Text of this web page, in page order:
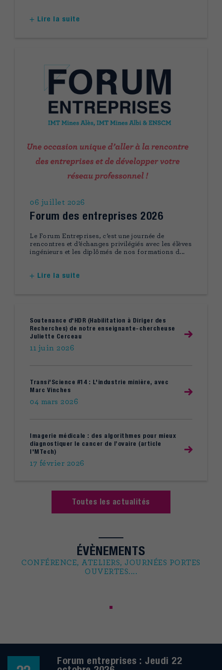
Lire la suite
06 juillet 2026
Forum des entreprises 2026
Le Forum Entreprises, c’est une journée de
rencontres et d’échanges privilégiés avec les élèves
ingénieurs et les diplômés de nos formations d...
Lire la suite
Soutenance d'HDR (Habilitation à Diriger des
Recherches) de notre enseignante-chercheuse
Juliette Cerceau
11 juin 2026
Transi'Science #14 : L'industrie minière, avec
Marc Vinches
04 mars 2026
Imagerie médicale : des algorithmes pour mieux
diagnostiquer le cancer de l’ovaire (article
I'MTech)
17 février 2026
Toutes les actualités
ÉVÈNEMENTS
CONFÉRENCE, ATELIERS, JOURNÉES PORTES
OUVERTES....
Forum entreprises : Jeudi 22